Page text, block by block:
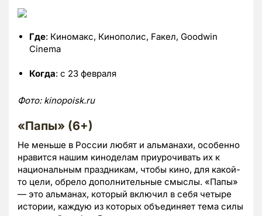
Где: Киномакс, Кинополис, Fакел, Goodwin
Cinema
Когда: с 23 февраля
Фото: kinopoisk.ru
«Папы» (6+)
Не меньше в России любят и альманахи, особенно
нравится нашим киноделам приурочивать их к
национальным праздникам, чтобы кино, для какой-
то цели, обрело дополнительные смыслы. «Папы»
— это альманах, который включил в себя четыре
истории, каждую из которых объединяет тема силы